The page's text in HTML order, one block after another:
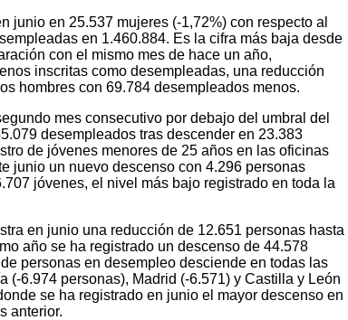
junio en 25.537 mujeres (-1,72%) con respecto al
en 1.460.884. Es la cifra más baja desde
con el mismo mes de hace un año,
inscritas como desempleadas, una reducción
hombres con 69.784 desempleados menos.
mes consecutivo por debajo del umbral del
desempleados tras descender en 23.383
de jóvenes menores de 25 años en las oficinas
junio un nuevo descenso con 4.296 personas
jóvenes, el nivel más bajo registrado en toda la
en junio una reducción de 12.651 personas hasta
año se ha registrado un descenso de 44.578
personas en desempleo desciende en todas las
(-6.974 personas), Madrid (-6.571) y Castilla y León
se ha registrado en junio el mayor descenso en
anterior.